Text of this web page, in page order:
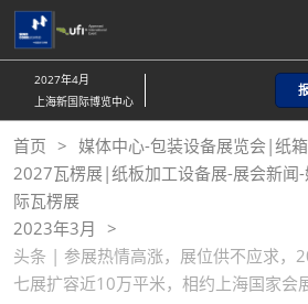
直
接
跳
至
内
容
2027年4月
上海新国际博览中心
首页
媒体中心-包装设备展览会|纸
2027瓦楞展|纸板加工设备展-展会新闻
际瓦楞展
2023年3月
头条 | 参展热情高涨，展位供不应求，
七展扩容近10万平米，相约上海国家会